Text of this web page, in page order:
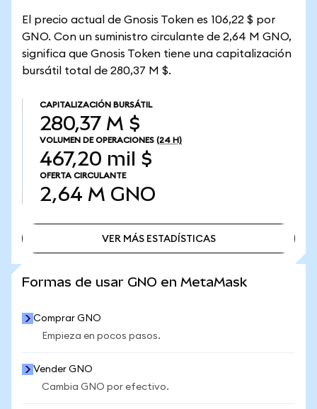
El precio actual de Gnosis Token es 106,22 $ por
GNO. Con un suministro circulante de 2,64 M GNO,
significa que Gnosis Token tiene una capitalización
bursátil total de 280,37 M $.
CAPITALIZACIÓN BURSÁTIL
280,37 M $
VOLUMEN DE OPERACIONES (24 H)
467,20 mil $
OFERTA CIRCULANTE
2,64 M GNO
VER MÁS ESTADÍSTICAS
Formas de usar GNO en MetaMask
Comprar GNO
Empieza en pocos pasos.
Vender GNO
Cambia GNO por efectivo.